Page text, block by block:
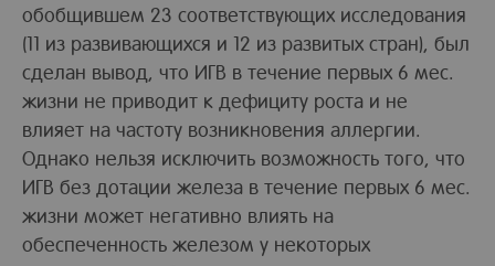
обобщившем 23 соответствующих исследования
(11 из развивающихся и 12 из развитых стран), был
сделан вывод, что ИГВ в течение первых 6 мес.
жизни не приводит к дефициту роста и не
влияет на частоту возникновения аллергии.
Однако нельзя исключить возможность того, что
ИГВ без дотации железа в течение первых 6 мес.
жизни может негативно влиять на
обеспеченность железом у некоторых